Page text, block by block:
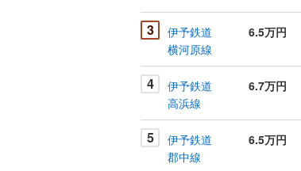
3
伊予鉄道
横河原線
6.5万円
4
伊予鉄道
高浜線
6.7万円
5
伊予鉄道
郡中線
6.5万円